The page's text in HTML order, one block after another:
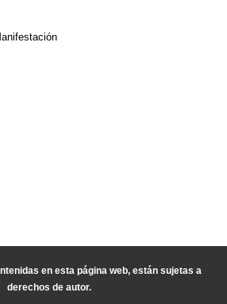
en esta página web, están sujetas a
derechos de autor.